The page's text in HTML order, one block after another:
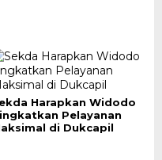
Harapkan Widodo
Pelayanan
di Dukcapil